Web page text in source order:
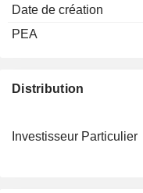
Date de création
PEA
Distribution
Investisseur Particulier